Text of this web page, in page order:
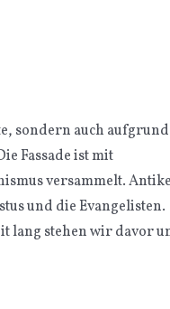
sondern auch aufgrund
Fassade ist mit
versammelt.
und die Evangelisten.
lang stehen wir davor